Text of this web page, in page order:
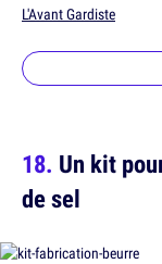
L'Avant Gardiste
Un kit
de sel